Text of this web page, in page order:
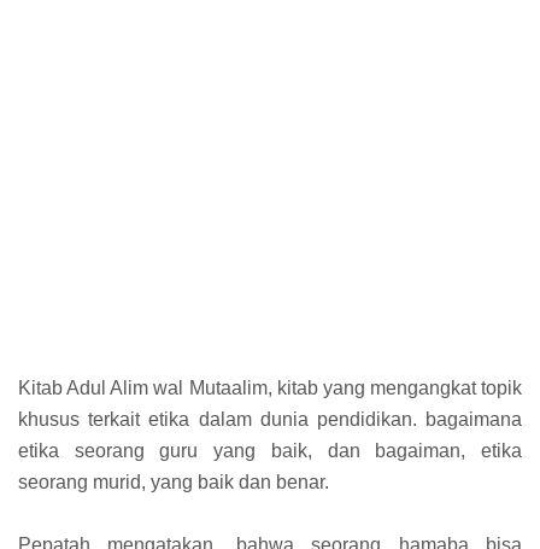
Kitab Adul Alim wal Mutaalim, kitab yang mengangkat topik
khusus terkait etika dalam dunia pendidikan. bagaimana
etika seorang guru yang baik, dan bagaiman, etika
seorang murid, yang baik dan benar.
Pepatah mengatakan, bahwa seorang hamaba bisa